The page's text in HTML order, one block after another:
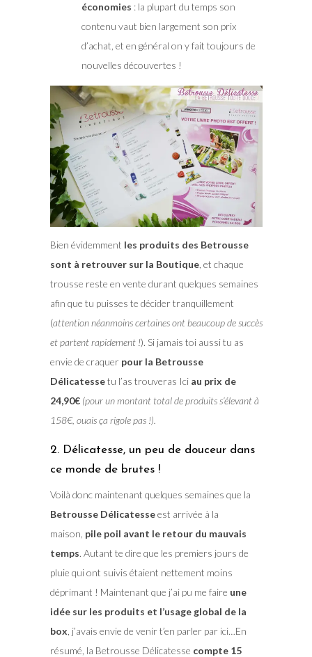
économies : la plupart du temps son
contenu vaut bien largement son prix
d’achat, et en général on y fait toujours de
nouvelles découvertes !
Bien évidemment les produits des Betrousse
sont à retrouver sur la Boutique, et chaque
trousse reste en vente durant quelques semaines
afin que tu puisses te décider tranquillement
(attention néanmoins certaines ont beaucoup de succès
et partent rapidement !). Si jamais toi aussi tu as
envie de craquer pour la Betrousse
Délicatessetu l’as trouveras Ici au prix de
24,90€(pour un montant total de produits s’élevant à
158€, ouais ça rigole pas !).
2. Délicatesse, un peu de douceur dans
ce monde de brutes !
Voilà donc maintenant quelques semaines que la
Betrousse Délicatesseest arrivée à la
maison, pile poil avant le retour du mauvais
temps. Autant te dire que les premiers jours de
pluie qui ont suivis étaient nettement moins
déprimant ! Maintenant que j’ai pu me faire une
idée sur les produits et l’usage global de la
box , j’avais envie de venir t’en parler par ici…En
résumé, la Betrousse Délicatesse compte 15